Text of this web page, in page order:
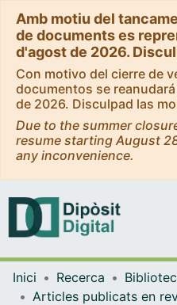
Amb motiu del
de documents es
d'agost de 2026.
Con motivo del cierre de
documentos se
de 2026. Disculpad las
Due to the summer
resume starting August
any inconvenience.
Inici Recerca